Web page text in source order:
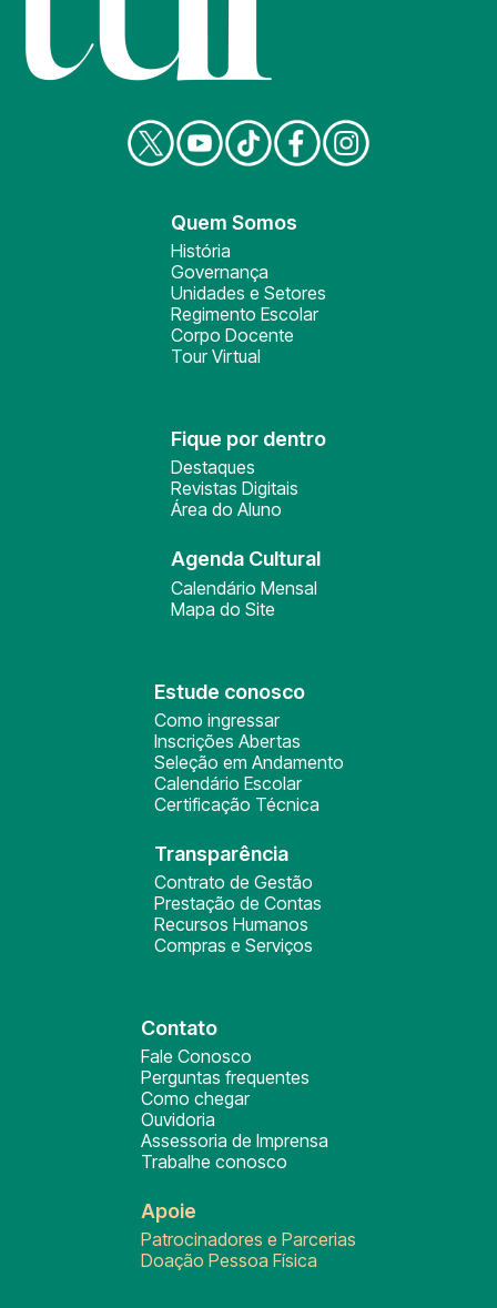
Quem Somos
História
Governança
Unidades e Setores
Regimento Escolar
Corpo Docente
Tour Virtual
Fique por dentro
Destaques
Revistas Digitais
Área do Aluno
Agenda Cultural
Calendário Mensal
Mapa do Site
Estude conosco
Como ingressar
Inscrições Abertas
Seleção em Andamento
Calendário Escolar
Certificação Técnica
Transparência
Contrato de Gestão
Prestação de Contas
Recursos Humanos
Compras e Serviços
Contato
Fale Conosco
Perguntas frequentes
Como chegar
Ouvidoria
Assessoria de Imprensa
Trabalhe conosco
Apoie
Patrocinadores e Parcerias
Doação Pessoa Física